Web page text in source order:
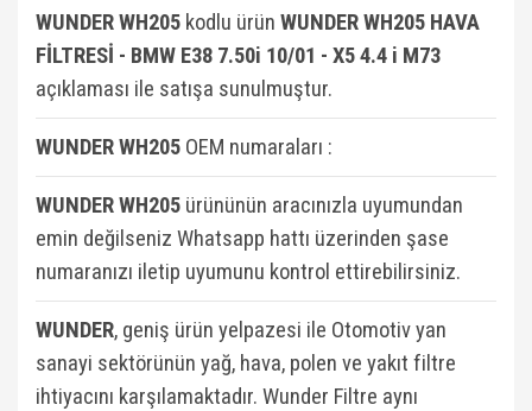
WUNDER WH205 kodlu ürün WUNDER WH205 HAVA
FİLTRESİ - BMW E38 7.50i 10/01 - X5 4.4 i M73
açıklaması ile satışa sunulmuştur.
WUNDER WH205 OEM numaraları :
WUNDER WH205 ürününün aracınızla uyumundan
emin değilseniz Whatsapp hattı üzerinden şase
numaranızı iletip uyumunu kontrol ettirebilirsiniz.
WUNDER, geniş ürün yelpazesi ile Otomotiv yan
sanayi sektörünün yağ, hava, polen ve yakıt filtre
ihtiyacını karşılamaktadır. Wunder Filtre aynı